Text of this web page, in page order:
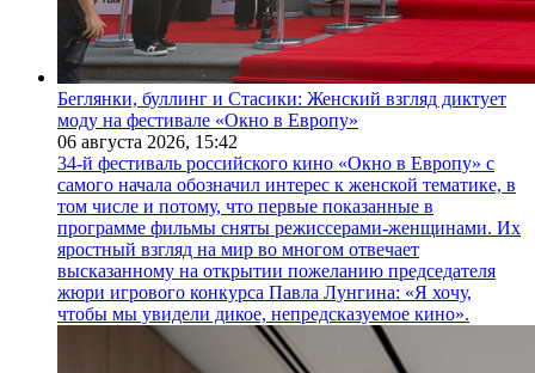
Беглянки, буллинг и Стасики: Женский взгляд диктует
моду на фестивале «Окно в Европу»
06 августа 2026, 15:42
34-й фестиваль российского кино «Окно в Европу» с
самого начала обозначил интерес к женской тематике, в
том числе и потому, что первые показанные в
программе фильмы сняты режиссерами-женщинами. Их
яростный взгляд на мир во многом отвечает
высказанному на открытии пожеланию председателя
жюри игрового конкурса Павла Лунгина: «Я хочу,
чтобы мы увидели дикое, непредсказуемое кино».